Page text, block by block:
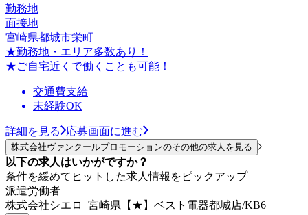
勤務地
面接地
宮崎県都城市栄町
★勤務地・エリア多数あり！
★ご自宅近くで働くことも可能！
交通費支給
未経験OK
詳細を見る 応募画面に進む
株式会社ヴァンクールプロモーションのその他の求人を見る
以下の求人はいかがですか？
条件を緩めてヒットした求人情報をピックアップ
派遣労働者
株式会社シエロ_宮崎県【★】ベスト電器都城店/KB6